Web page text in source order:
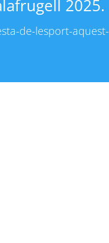
2025.
de-lesport-aquest-